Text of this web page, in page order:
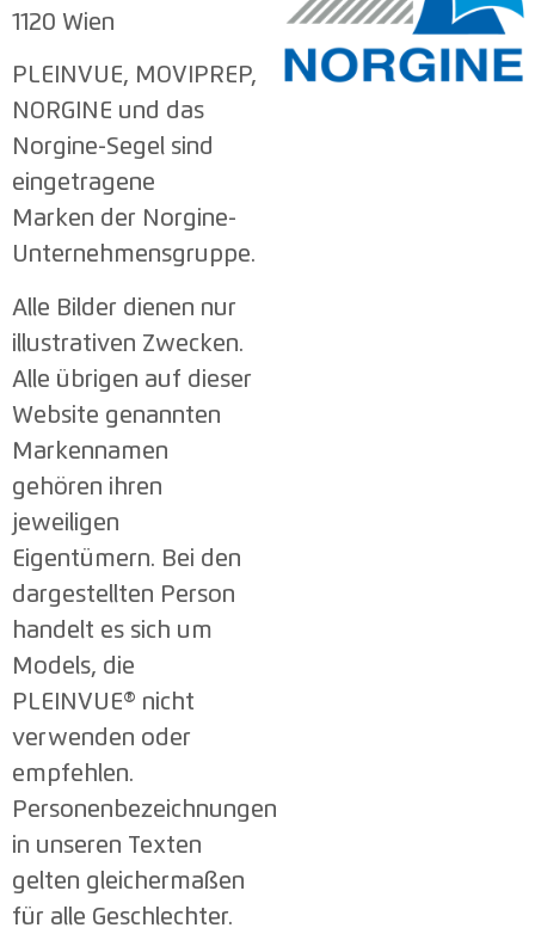
1120 Wien
PLEINVUE, MOVIPREP,
NORGINE und das
Norgine-Segel sind
eingetragene
Marken der Norgine-
Unternehmensgruppe.
Alle Bilder dienen nur
illustrativen Zwecken.
Alle übrigen auf dieser
Website genannten
Markennamen
gehören ihren
jeweiligen
Eigentümern. Bei den
dargestellten Person
handelt es sich um
Models, die
PLEINVUE® nicht
verwenden oder
empfehlen.
Personenbezeichnungen
in unseren Texten
gelten gleichermaßen
für alle Geschlechter.